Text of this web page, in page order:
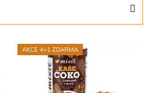
AKCE 4+1 ZDARMA